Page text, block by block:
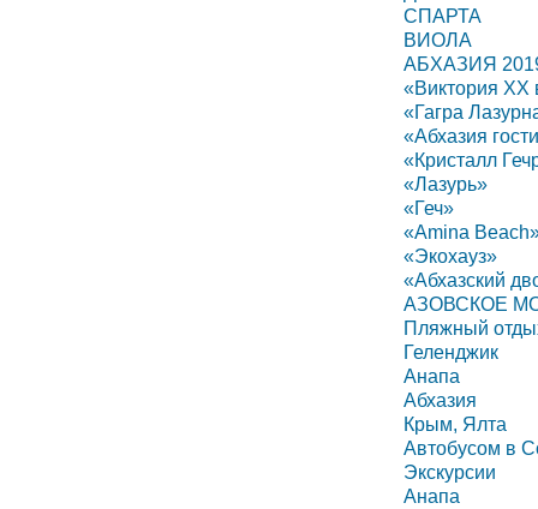
СПАРТА
ВИОЛА
АБХАЗИЯ
«Виктория ХХ
«Гагра
«Абхазия
«Кристалл
«Лазурь»
«Геч»
«Amina
«Экохауз»
«Абхазский
АЗОВСКОЕ
Пляжный
Геленджик
Анапа
Абхазия
Крым, Ялта
Автобусом в
Экскурсии
Анапа